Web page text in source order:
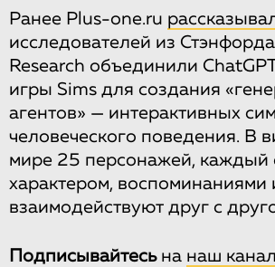
Ранее Plus-one.ru
исследователей из
Research объединили
игры Sims для создания
агентов» — интерактивных
человеческого поведения. В
мире 25 персонажей, каждый
характером, воспоминаниями
взаимодействуют друг с
Подписывайтесьна наш канал